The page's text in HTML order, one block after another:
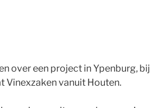
over een project in Ypenburg, bij
Vinexzaken vanuit Houten.